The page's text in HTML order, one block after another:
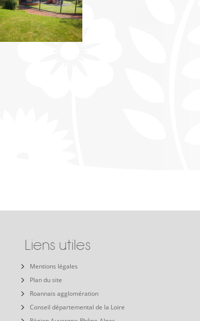
Liens utiles
Mentions légales
Plan du site
Roannais agglomération
Conseil départemental de la Loire